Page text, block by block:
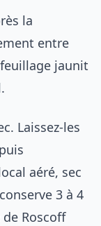
la
entre
jaunit
Laissez-les
aéré, sec
3 à 4
Roscoff